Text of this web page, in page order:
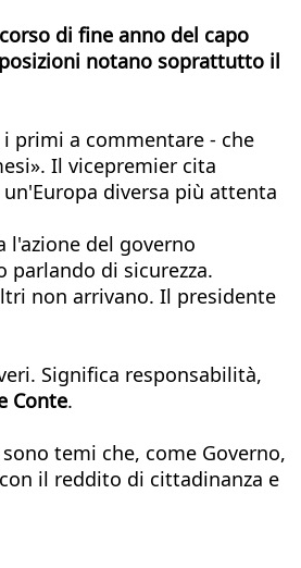
di fine anno del capo
notano soprattutto il
i primi a commentare - che
Il vicepremier cita
diversa più attenta
del governo
di sicurezza.
non arrivano. Il presidente
Significa responsabilità,
Conte.
temi che, come Governo,
il reddito di cittadinanza e